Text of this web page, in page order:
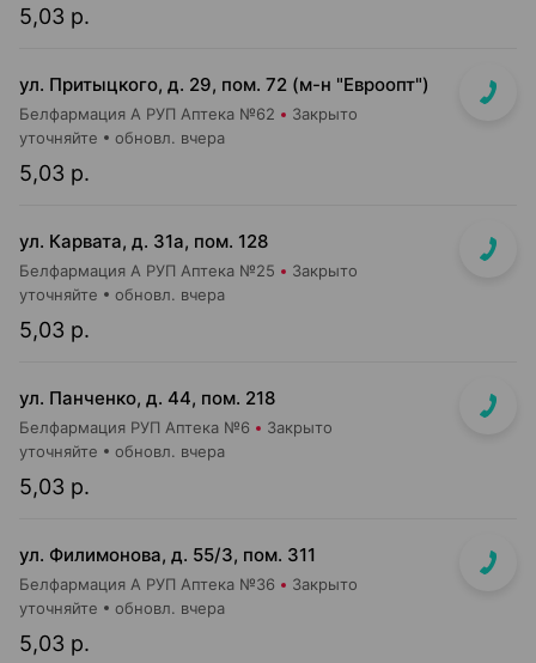
5,03 р.
ул. Притыцкого, д. 29, пом. 72 (м-н "Евроопт")
Белфармация А РУП Аптека №62 Закрыто
5,03 р.
уточняйте обновл. вчера
ул. Карвата, д. 31а, пом. 128
Белфармация А РУП Аптека №25 Закрыто
5,03 р.
уточняйте обновл. вчера
ул. Панченко, д. 44, пом. 218
Белфармация РУП Аптека №6 Закрыто
5,03 р.
уточняйте обновл. вчера
ул. Филимонова, д. 55/3, пом. 311
Белфармация А РУП Аптека №36 Закрыто
5,03 р.
уточняйте обновл. вчера